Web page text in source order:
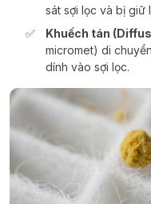
sát sợi lọc và bị giữ
Khuếch tán
micromet) di
dính vào sợi lọc.